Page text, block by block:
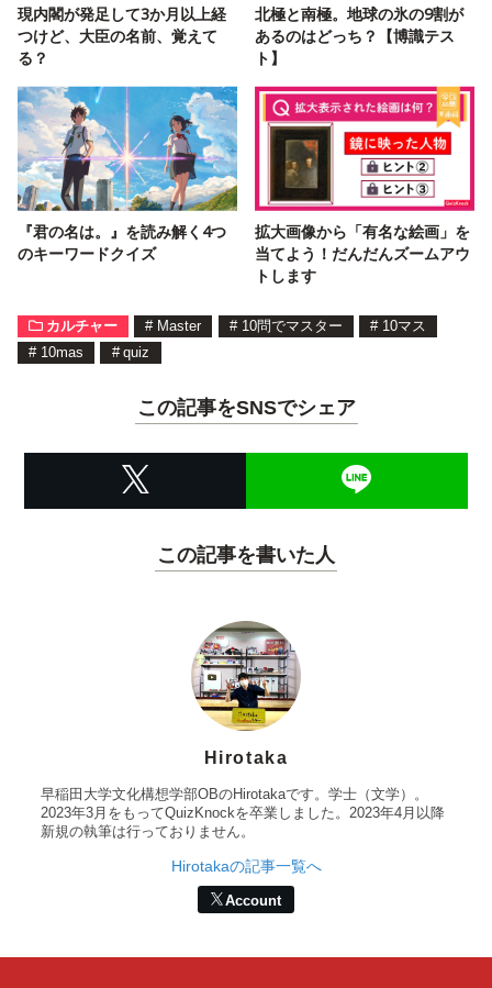
現内閣が発足して3か月以上経
つけど、大臣の名前、覚えて
る？
北極と南極。地球の氷の9割が
あるのはどっち？【博識テス
ト】
『君の名は。』を読み解く4つ
のキーワードクイズ
拡大画像から「有名な絵画」を
当てよう！だんだんズームアウ
トします
カルチャー # Master # 10問でマスター # 10マス
# 10mas # quiz
この記事をSNSでシェア
この記事を書いた人
Hirotaka
早稲田大学文化構想学部OBのHirotakaです。学士（文学）。
2023年3月をもってQuizKnockを卒業しました。2023年4月以降
新規の執筆は行っておりません。
Hirotakaの記事一覧へ
Account